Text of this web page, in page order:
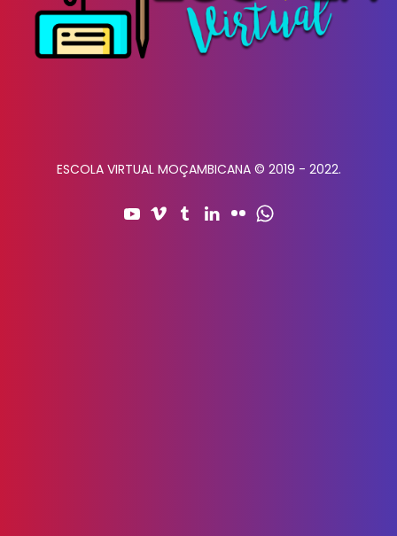
ESCOLA VIRTUAL MOÇAMBICANA © 2019 - 2022.